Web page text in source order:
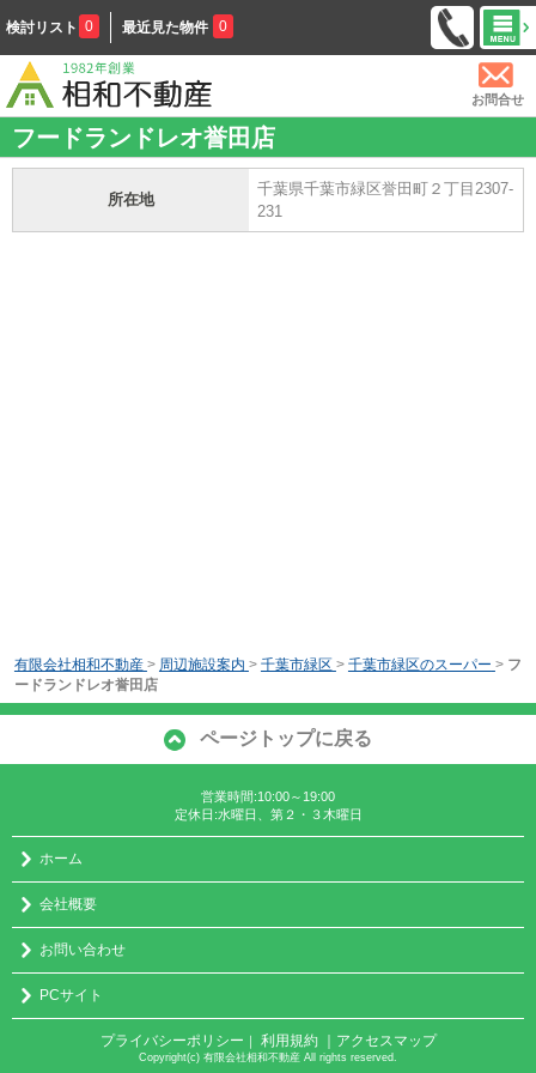
検討リスト 0 最近見た物件 0
お問合せ
フードランドレオ誉田店
所在地
千葉県千葉市緑区誉田町２丁目2307-
231
有限会社相和不動産 > 周辺施設案内 > 千葉市緑区 > 千葉市緑区のスーパー > フ
ードランドレオ誉田店
ページトップに戻る
営業時間:10:00～19:00
定休日:水曜日、第２・３木曜日
ホーム
会社概要
お問い合わせ
PCサイト
プライバシーポリシー ｜ 利用規約 ｜アクセスマップ
Copyright(c) 有限会社相和不動産 All rights reserved.